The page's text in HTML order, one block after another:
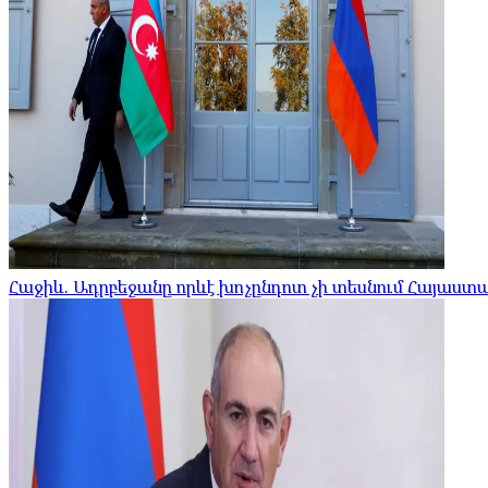
Հաջիև. Ադրբեջանը որևէ խոչընդոտ չի տեսնում